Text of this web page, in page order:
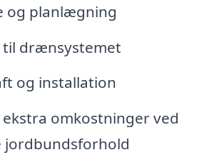
og planlægning
drænsystemet
og installation
ekstra omkostninger ved
jordbundsforhold